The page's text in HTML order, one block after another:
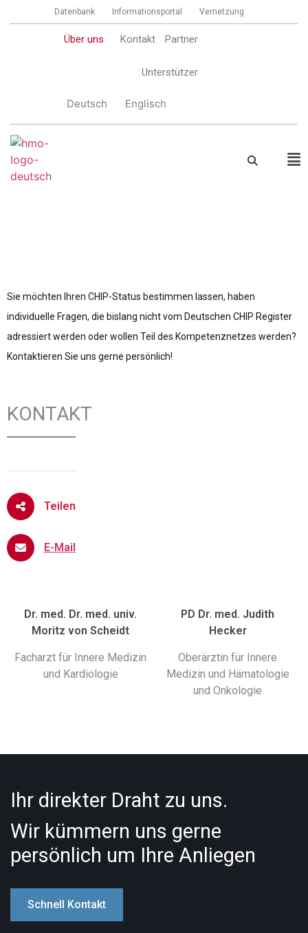
Datenbank Informationsportal Vernetzung
Über uns Kontakt Partner
Unterstützer
Deutsch Englisch
Sie möchten Ihren CHIP-Status bestimmen lassen, haben
individuelle Fragen, die bislang nicht vom Deutschen CHIP Register
adressiert werden oder wollen Teil des Kompetenznetzes werden?
Kontaktieren Sie uns gerne persönlich!
KONTAKT
E-Mail
Teilen
Dr. med. Dr. med. univ.
Moritz von Scheidt
Facharzt für Innere Medizin
und Kardiologie
PD Dr. med. Judith
Hecker
Oberärztin für Innere
Medizin und Hämatologie
und Onkologie
Ihr direkter Draht zu uns.
Wir kümmern uns gerne
persönlich um Ihre Anliegen
Schnell Kontakt